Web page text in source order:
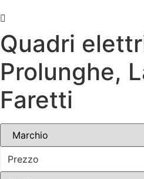
Quadri
Prolunghe,
Faretti
Prezzo